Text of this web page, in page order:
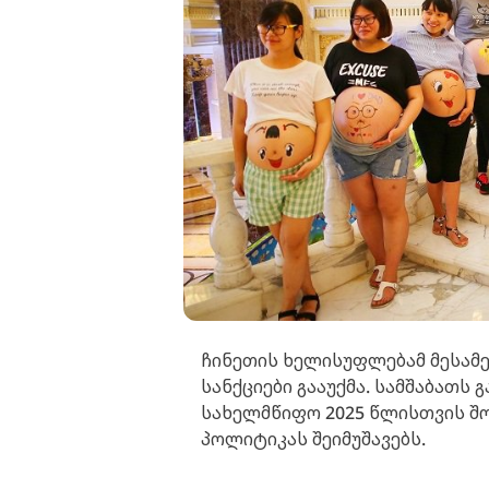
ჩინეთის ხელისუფლებამ
სანქციები გააუქმა.
სახელმწიფო 2025 წლისთვის
პოლიტიკას შეიმუშავებს.